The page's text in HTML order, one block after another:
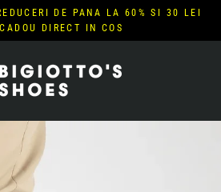
DE PANA LA 60% SI 30 LEI
DIRECT IN COS